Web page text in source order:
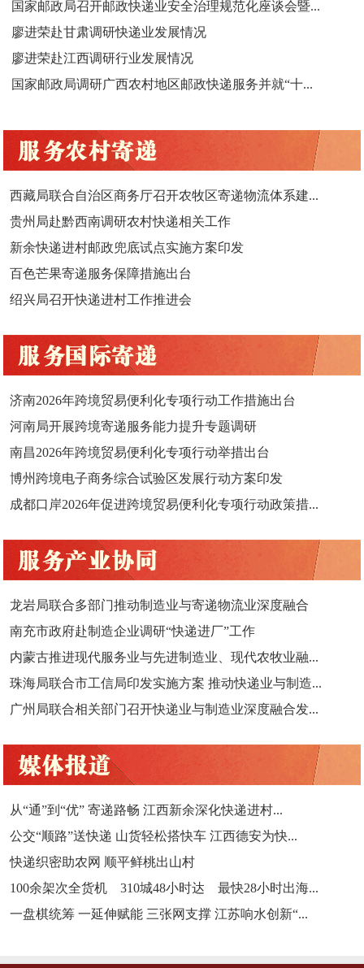
国家邮政局召开邮政快递业安全治理规范化座谈会暨...
廖进荣赴甘肃调研快递业发展情况
廖进荣赴江西调研行业发展情况
国家邮政局调研广西农村地区邮政快递服务并就“十...
西藏局联合自治区商务厅召开农牧区寄递物流体系建...
贵州局赴黔西南调研农村快递相关工作
新余快递进村邮政兜底试点实施方案印发
百色芒果寄递服务保障措施出台
绍兴局召开快递进村工作推进会
济南2026年跨境贸易便利化专项行动工作措施出台
河南局开展跨境寄递服务能力提升专题调研
南昌2026年跨境贸易便利化专项行动举措出台
博州跨境电子商务综合试验区发展行动方案印发
成都口岸2026年促进跨境贸易便利化专项行动政策措...
龙岩局联合多部门推动制造业与寄递物流业深度融合
南充市政府赴制造企业调研“快递进厂”工作
内蒙古推进现代服务业与先进制造业、现代农牧业融...
珠海局联合市工信局印发实施方案 推动快递业与制造...
广州局联合相关部门召开快递业与制造业深度融合发...
从“通”到“优” 寄递路畅 江西新余深化快递进村...
公交“顺路”送快递 山货轻松搭快车 江西德安为快...
快递织密助农网 顺平鲜桃出山村
100余架次全货机 310城48小时达 最快28小时出海...
一盘棋统筹 一延伸赋能 三张网支撑 江苏响水创新“...